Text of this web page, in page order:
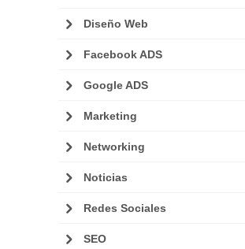
Diseño Web
Facebook ADS
Google ADS
Marketing
Networking
Noticias
Redes Sociales
SEO